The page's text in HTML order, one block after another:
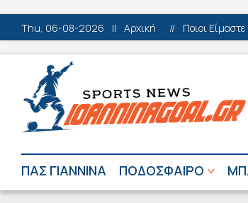
Thu, 06-08-2026 || Αρχική // Ποιοι Είμαστε
ΠΑΣ ΓΙΑΝΝΙΝΑ ΠΟΔΟΣΦΑΙΡΟ